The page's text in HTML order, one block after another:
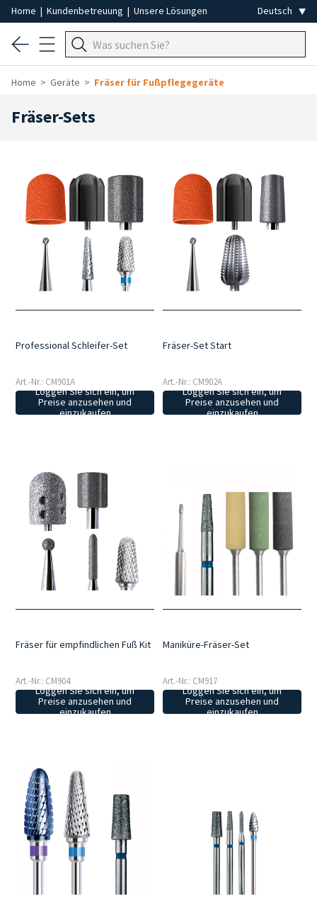
Home | Kundenbetreuung | Unsere Lösungen
Home Geräte Fräser für Fußpflegegeräte
Fräser-Sets
Professional Schleifer-Set
Art.-Nr.: CM901A
Loggen Sie sich ein, um
Preise anzusehen und
einzukaufen
Fräser-Set Start
Art.-Nr.: CM902A
Loggen Sie sich ein, um
Preise anzusehen und
einzukaufen
Fräser für empfindlichen Fuß Kit
Art.-Nr.: CM904
Loggen Sie sich ein, um
Preise anzusehen und
einzukaufen
Maniküre-Fräser-Set
Art.-Nr.: CM917
Loggen Sie sich ein, um
Preise anzusehen und
einzukaufen